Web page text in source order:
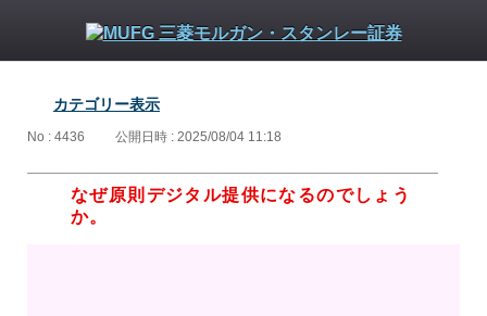
カテゴリー表示
No : 4436 公開日時 : 2025/08/04 11:18
なぜ原則デジタル提供になるのでしょう
か。